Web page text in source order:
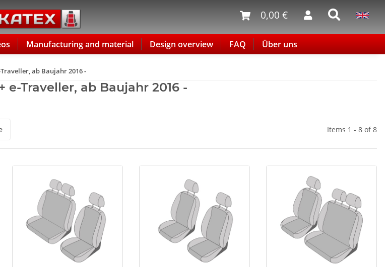
0,00 €
Manufacturing and material Design overview FAQ Über uns
ab Baujahr 2016 -
e-Traveller, ab Baujahr 2016 -
Items 1 - 8 of 8